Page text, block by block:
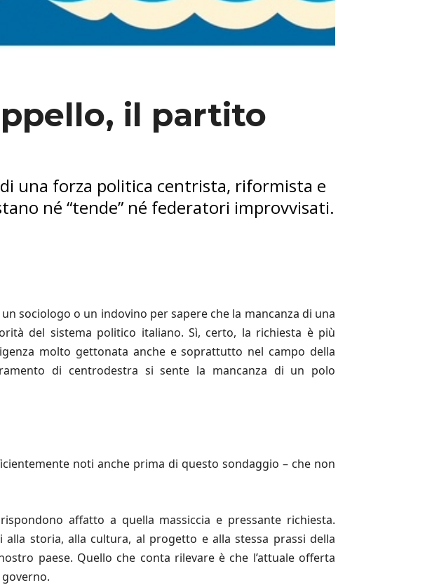
il partito
una forza politica centrista, riformista e
né “tende” né federatori improvvisati.
sociologo o un indovino per sapere che la mancanza di una
del sistema politico italiano. Sì, certo, la richiesta è più
molto gettonata anche e soprattutto nel campo della
di centrodestra si sente la mancanza di un polo
noti anche prima di questo sondaggio – che non
affatto a quella massiccia e pressante richiesta.
storia, alla cultura, al progetto e alla stessa prassi della
paese. Quello che conta rilevare è che l’attuale offerta